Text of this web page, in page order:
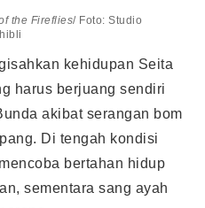
the Fireflies/ Foto: Studio
kehidupan Seita
harus berjuang sendiri
akibat serangan bom
Di tengah kondisi
bertahan hidup
sementara sang ayah